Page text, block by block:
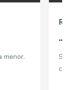
menor.
...